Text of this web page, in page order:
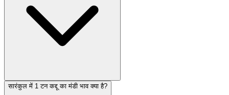
सारंकुल में 1 टन कद्दू का मंडी भाव क्या है?